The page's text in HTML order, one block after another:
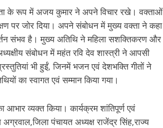
के रूप में अजय कुमार ने अपने विचार रखे। वक्ताओं
पर जोर दिया। अपने संबोधन में मुख्य वक्ता ने कहा
संभव है। मुख्य अतिथि ने महिला सशक्तिकरण और
संबोधन में महंत रवि देव शास्त्री ने आपसी
भी हुईं, जिनमें भजन एवं देशभक्ति गीतों ने
का स्वागत एवं सम्मान किया गया।
व्यक्त किया। कार्यक्रम शांतिपूर्ण एवं
पंचायत अध्यक्ष राजेंद्र सिंह,राज्य